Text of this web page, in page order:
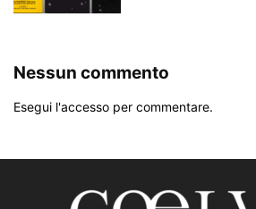
Nessun commento
Esegui l'accesso per commentare.